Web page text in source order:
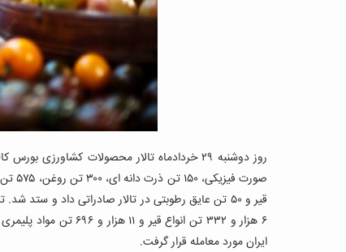
قیر و ۵۰ تن عایق رطوبتی در تالار صادراتی داد و
۶ هزار و ۳۳۲ تن انواع قیر و ۱۱ هزار و ۶۹۶ تن مواد پلیمری بود.
ایران مورد معامله قرار گرفت.